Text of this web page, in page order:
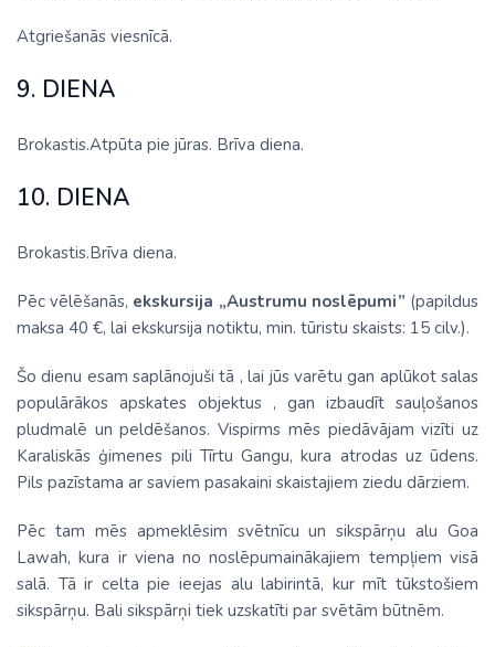
Atgriešanās viesnīcā.
9. DIENA
Brokastis.Atpūta pie jūras. Brīva diena.
10. DIENA
Brokastis.Brīva diena.
Pēc vēlēšanās, ekskursija „Austrumu noslēpumi” (papildus
maksa 40 €, lai ekskursija notiktu, min. tūristu skaists: 15 cilv.).
Šo dienu esam saplānojuši tā , lai jūs varētu gan aplūkot salas
populārākos apskates objektus , gan izbaudīt sauļošanos
pludmalē un peldēšanos. Vispirms mēs piedāvājam vizīti uz
Karaliskās ģimenes pili Tīrtu Gangu, kura atrodas uz ūdens.
Pils pazīstama ar saviem pasakaini skaistajiem ziedu dārziem.
Pēc tam mēs apmeklēsim svētnīcu un sikspārņu alu Goa
Lawah, kura ir viena no noslēpumainākajiem tempļiem visā
salā. Tā ir celta pie ieejas alu labirintā, kur mīt tūkstošiem
sikspārņu. Bali sikspārņi tiek uzskatīti par svētām būtnēm.